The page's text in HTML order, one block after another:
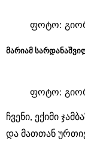
ფოტო:
მარიამ
ფოტო:
ჩვენი, ექიმი
და მათთან